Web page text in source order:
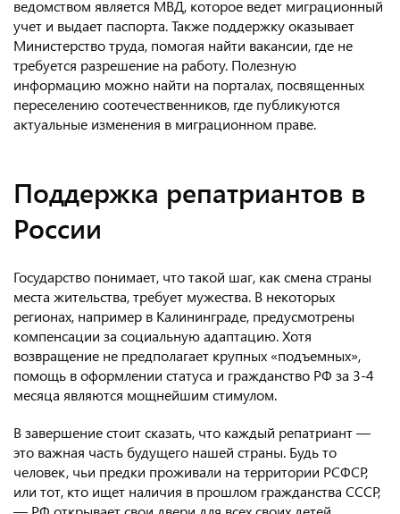
ведомством является МВД, которое ведет миграционный
учет и выдает паспорта. Также поддержку оказывает
Министерство труда, помогая найти вакансии, где не
требуется разрешение на работу. Полезную
информацию можно найти на порталах, посвященных
переселению соотечественников, где публикуются
актуальные изменения в миграционном праве.
Поддержка репатриантов в
России
Государство понимает, что такой шаг, как смена страны
места жительства, требует мужества. В некоторых
регионах, например в Калининграде, предусмотрены
компенсации за социальную адаптацию. Хотя
возвращение не предполагает крупных «подъемных»,
помощь в оформлении статуса и гражданство РФ за 3-4
месяца являются мощнейшим стимулом.
В завершение стоит сказать, что каждый репатриант —
это важная часть будущего нашей страны. Будь то
человек, чьи предки проживали на территории РСФСР,
или тот, кто ищет наличия в прошлом гражданства СССР,